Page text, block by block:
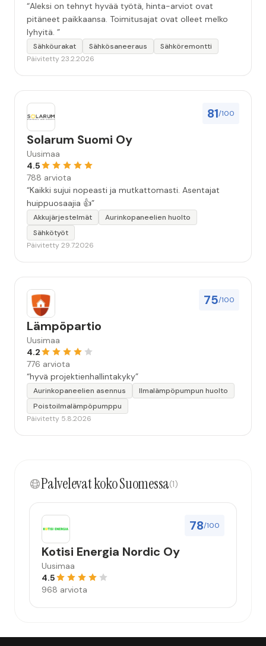
“Aleksi on tehnyt hyvää työtä, hinta-arviot ovat
pitäneet paikkaansa. Toimitusajat ovat olleet melko
lyhyitä. ”
Sähköurakat Sähkösaneeraus
Sähköremontti
Päivitetty 23.2.2026
81/100
Solarum Suomi Oy
Uusimaa
4.5
788 arviota
“Kaikki sujui nopeasti ja mutkattomasti. Asentajat
huippuosaajia 👍”
Akkujärjestelmät
Aurinkopaneelien huolto
Sähkötyöt
Päivitetty 29.7.2026
75/100
Lämpöpartio
Uusimaa
4.2
776 arviota
“hyvä projektienhallintakyky”
Aurinkopaneelien asennus
Ilmalämpöpumpun huolto
Poistoilmalämpöpumppu
Päivitetty 5.8.2026
Palvelevat koko Suomessa(1)
78/100
Kotisi Energia Nordic Oy
Uusimaa
4.5
968 arviota